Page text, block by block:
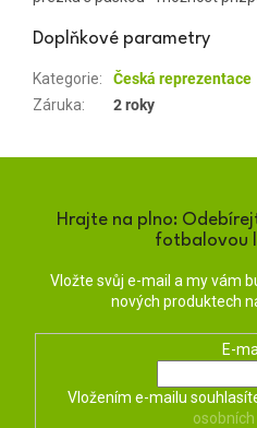
Doplňkové parametry
Kategorie:
Česká reprezentace
Záruka: 2 roky
Hrajte na plno:
fotbalovou
Vložte svůj e-mail a my vám
nových produktech
E-
Vložením e-mailu